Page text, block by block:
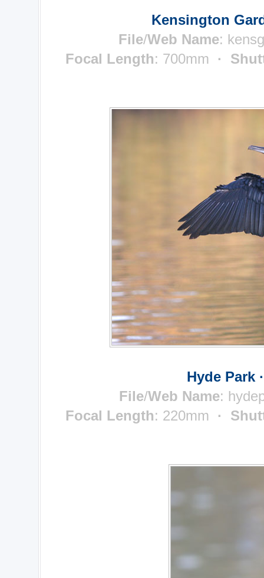
Kensington
File/Web Name:
Focal Length: 700mm ·
Hyde Park
File/Web Name:
Focal Length: 220mm ·